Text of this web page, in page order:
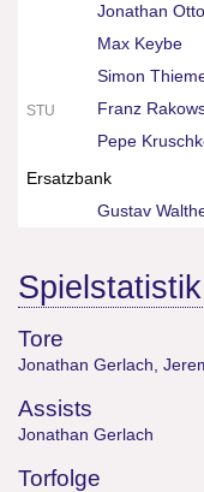
Jonathan Otto
Max Keybe
Simon
STU Franz
Pepe
Ersatzbank
Gustav
Spielstatistik
Tore
Jonathan Gerlach
Assists
Jonathan Gerlach
Torfolge